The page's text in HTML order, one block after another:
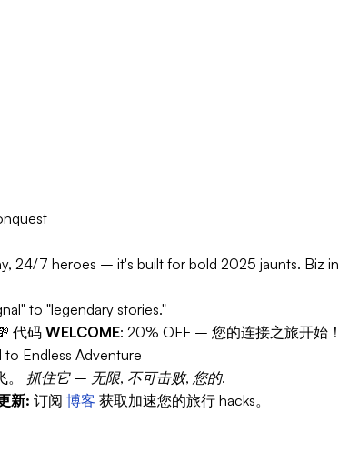
24/7 heroes – it's built for bold 2025 jaunts. Biz in
to "legendary stories."
代码 WELCOME: 20% OFF – 您的连接之旅开始！
to Endless Adventure
抓住它 – 无限, 不可击败, 您的.
新: 订阅 博客 获取加速您的旅行 hacks。